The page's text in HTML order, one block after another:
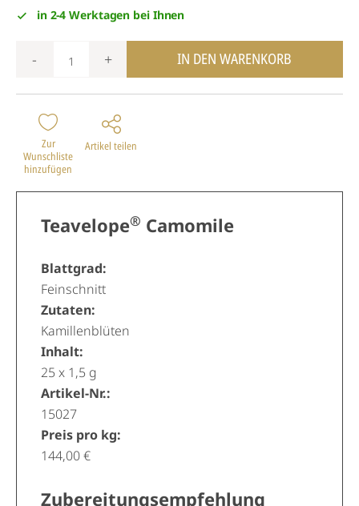
in 2-4 Werktagen bei Ihnen
+
- IN DEN WARENKORB
Zur
Wunschliste
hinzufügen
Artikel teilen
Teavelope® Camomile
Blattgrad:
Feinschnitt
Zutaten:
Kamillenblüten
Inhalt:
25 x 1,5 g
Artikel-Nr.:
15027
Preis pro kg:
144,00 €
Zubereitungsempfehlung